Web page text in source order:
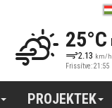
25°C
2.13 km/h
Frissítve: 21:55
PROJEKTEK